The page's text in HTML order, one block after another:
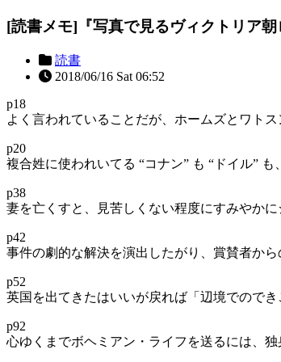
[読書メモ]『写真で見るヴィクトリア
読書
2018/06/16 Sat 06:52
p18
よく言われていることだが、ホームズとワト
p20
複合姓に使われいてる “コナン” も “ドイル”
p38
妻を亡くすと、見苦しくない程度にすみやかに
p42
事件の劇的な解決を演出したがり、賞賛者から
p52
英国を出てきたはいいが戻れば「辺境でので
p92
心ゆくまでボヘミアン・ライフを送るには、独